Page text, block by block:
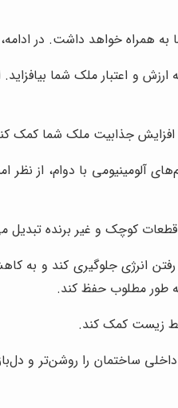
خواهد داشت. در
و اعتبار ملک شما
جذابیت ملک شما کمک
با دوام، از نظر
کوچک و غیر برنده
انرژی جلوگیری کند و
طور مطلوب حفظ کند.
زیست کمک کند.
ساختمان را روشن‌تر و